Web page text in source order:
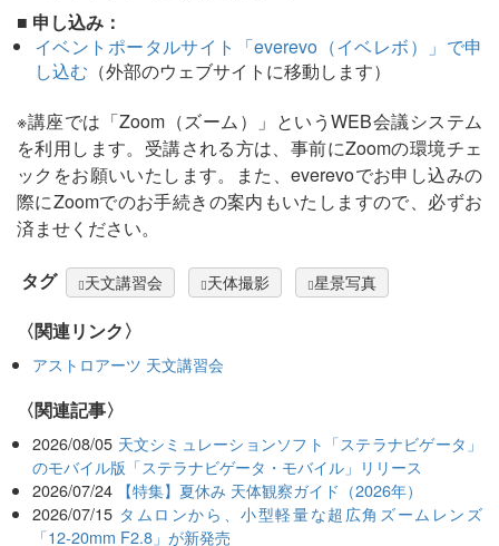
■ 申し込み：
イベントポータルサイト「everevo（イベレボ）」で申
し込む （外部のウェブサイトに移動します）
※講座では「Zoom（ズーム）」というWEB会議システム
を利用します。受講される方は、事前にZoomの環境チェ
ックをお願いいたします。また、everevoでお申し込みの
際にZoomでのお手続きの案内もいたしますので、必ずお
済ませください。
タグ 天文講習会 天体撮影 星景写真
〈関連リンク〉
アストロアーツ 天文講習会
関連記事
2026/08/05 天文シミュレーションソフト「ステラナビゲータ」
のモバイル版「ステラナビゲータ・モバイル」リリース
2026/07/24 【特集】夏休み 天体観察ガイド（2026年）
2026/07/15 タムロンから、小型軽量な超広角ズームレンズ
「12-20mm F2.8」が新発売